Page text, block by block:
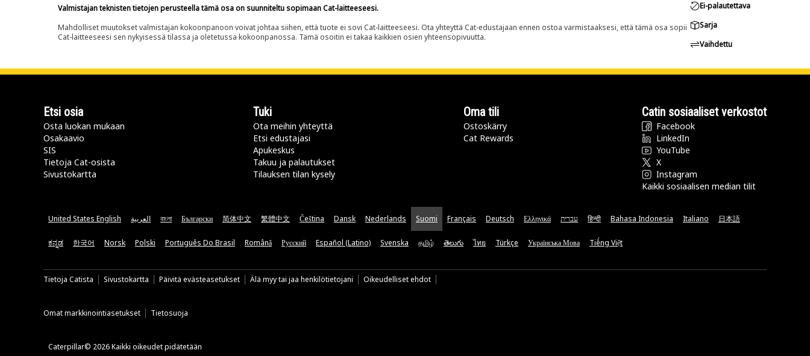
Valmistajan teknisten tietojen perusteella tämä osa on suunniteltu sopimaan Cat-laitteeseesi.
Mahdolliset muutokset valmistajan kokoonpanoon voivat johtaa siihen, että tuote ei sovi Cat-laitteeseesi. Ota yhteyttä Cat-edustajaan ennen ostoa varmistaaksesi, että tämä osa sopii
Cat-laitteeseesi sen nykyisessä tilassa ja oletetussa kokoonpanossa. Tämä osoitin ei takaa kaikkien osien yhteensopivuutta.
Ei-palautettava
Sarja
Vaihdettu
Etsi osia
Osta luokan mukaan
Osakaavio
SIS
Tietoja Cat-osista
Sivustokartta
Tuki
Ota meihin yhteyttä
Etsi edustajasi
Apukeskus
Takuu ja palautukset
Tilauksen tilan kysely
Oma tili
Ostoskärry
Cat Rewards
Catin sosiaaliset verkostot
Facebook
LinkedIn
YouTube
X
Instagram
Kaikki sosiaalisen median tilit
United States English العربية বাংলা Български 简体中文 繁體中文 Čeština Dansk Nederlands Suomi Français Deutsch Ελληνικά עברית हिन्दी Bahasa Indonesia Italiano 日本語
ಕನ್ನಡ 한국어 Norsk Polski Português Do Brasil Română Русский Español (Latino) Svenska தமிழ் తెలుగు ไทย Türkçe Українська Мова Tiếng Việt
Tietoja Catista Sivustokartta Päivitä evästeasetukset Älä myy tai jaa henkilötietojani Oikeudelliset ehdot
Omat markkinointiasetukset Tietosuoja
Caterpillar© 2026 Kaikki oikeudet pidätetään